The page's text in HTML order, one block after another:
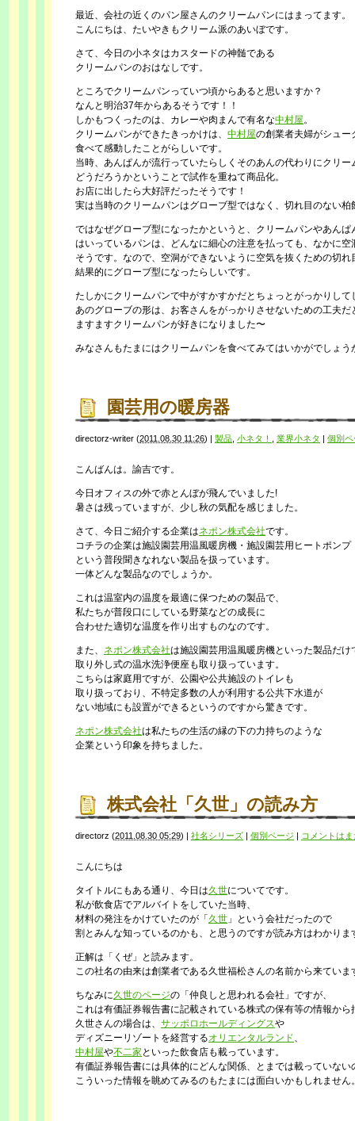
最近、会社の近くのパン屋さんのクリームパンにはまってます。
こんにちは、たいやきもクリーム派のあいぼです。
さて、今日の小ネタはカスタードの神髄である
クリームパンのおはなしです。
ところでクリームパンっていつ頃からあると思いますか？
なんと明治37年からあるそうです！！
しかもつくったのは、カレーや肉まんで有名な中村屋。
クリームパンができたきっかけは、 中村屋の創業者夫婦がシュー
食べて感動したことがらしいです。
当時、あんぱんが流行っていたらしくそのあんの代わりにクリー
どうだろうかということで試作を重ねて商品化。
お店に出したら大好評だったそうです！
実は当時のクリームパンはグローブ型ではなく、切れ目のない柏
ではなぜグローブ型になったかというと、クリームパンやあんぱ
はいっているパンは、どんなに細心の注意を払っても、なかに空
そうです。なので、空洞ができないように空気を抜くための切れ
結果的にグローブ型になったらしいです。
たしかにクリームパンで中がすかすかだとちょっとがっかりして
あのグローブの形は、お客さんをがっかりさせないための工夫だ
ますますクリームパンが好きになりました〜
みなさんもたまにはクリームパンを食べてみてはいかがでしょう
園芸用の暖房器
directorz-writer (2011.08.30 11:26) | 製品 小ネタ！ 業界小ネタ | 個別ペ
こんばんは。諭吉です。
今日オフィスの外で赤とんぼが飛んでいました!
暑さは残っていますが、少し秋の気配を感じました。
さて、今日ご紹介する企業はネポン株式会社です。
コチラの企業は施設園芸用温風暖房機・施設園芸用ヒートポンプ
という普段聞きなれない製品を扱っています。
一体どんな製品なのでしょうか。
これは温室内の温度を最適に保つための製品で、
私たちが普段口にしている野菜などの成長に
合わせた適切な温度を作り出すものなのです。
また、 ネポン株式会社は施設園芸用温風暖房機といった製品だけ
取り外し式の温水洗浄便座も取り扱っています。
こちらは家庭用ですが、公園や公共施設のトイレも
取り扱っており、不特定多数の人が利用する公共下水道が
ない地域にも設置ができるというのですから驚きです。
ネポン株式会社は私たちの生活の縁の下の力持ちのような
企業という印象を持ちました。
株式会社「久世」の読み方
directorz (2011.08.30 05:29) | 社名シリーズ | 個別ページ | コメントは
こんにちは
タイトルにもある通り、今日は久世についてです。
私が飲食店でアルバイトをしていた当時、
材料の発注をかけていたのが「 久世 」という会社だったので
割とみんな知っているのかも、と思うのですが読み方はわかりま
正解は「くぜ」と読みます。
この社名の由来は創業者である久世福松さんの名前から来ていま
ちなみに久世のページの「仲良しと思われる会社」ですが、
これは有価証券報告書に記載されている株式の保有等の情報から
久世さんの場合は、 サッポロホールディングスや
ディズニーリゾートを経営するオリエンタルランド、
中村屋や不二家 といった飲食店も載っています。
有価証券報告書には具体的にどんな関係、とまでは載っていない
こういった情報を眺めてみるのもたまには面白いかもしれません